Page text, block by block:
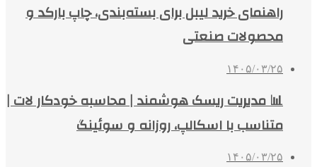
راهنمای خرید لیبل برای بسته‌بندی، چاپ بارکد و
محصولات صنعتی
۱۴۰۵/۰۳/۲۵
📊 مدیریت ریسک هوشمند | محاسبه خودکار لات |
متناسب با اسکالپ، روزانه و سوئینگ
۱۴۰۵/۰۳/۲۵